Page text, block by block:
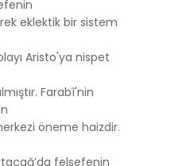
eklektik bir sistem
Aristo'ya nispet
Farabî'nin
öneme haizdir.
felsefenin